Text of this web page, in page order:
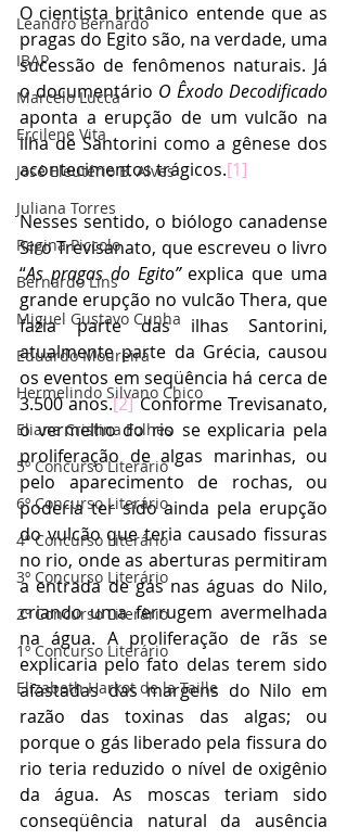
Leandro Bernardo
IBAP
Marcelo Lucca
Ercilene Vita
José Eleutério B. Alves
Juliana Torres
Regina Piccolo
Bernardo Lins
Miguel Gustavo Cunha
Eduardo Moureira
Hermelindo Silvano Chico
Eliane Cristina Folhes
5º Concurso Literário
6º Concurso Literário
4º Concurso Literário
3º Concurso Literário
2º Concurso Literário
1º Concurso Literário
Elizabeth Harkot de la Taille
O cientista britânico entende que as
pragas do Egito são, na verdade, uma
sucessão de fenômenos naturais. Já
o documentário O Êxodo Decodificado
aponta a erupção de um vulcão na
ilha de Santorini como a gênese dos
acontecimentos trágicos.[1]
Nesses sentido, o biólogo canadense
Siro Trevisanato, que escreveu o livro
“As pragas do Egito” explica que uma
grande erupção no vulcão Thera, que
fazia parte das ilhas Santorini,
atualmente parte da Grécia, causou
os eventos em seqüência há cerca de
3.500 anos.[2] Conforme Trevisanato,
o vermelho do rio se explicaria pela
proliferação de algas marinhas, ou
pelo aparecimento de rochas, ou
poderia ter sido ainda pela erupção
do vulcão que teria causado fissuras
no rio, onde as aberturas permitiram
a entrada de gás nas águas do Nilo,
criando uma ferrugem avermelhada
na água. A proliferação de rãs se
explicaria pelo fato delas terem sido
afastadas das margens do Nilo em
razão das toxinas das algas; ou
porque o gás liberado pela fissura do
rio teria reduzido o nível de oxigênio
da água. As moscas teriam sido
conseqüência natural da ausência